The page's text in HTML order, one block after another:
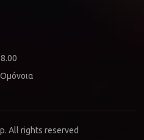
. All rights reserved